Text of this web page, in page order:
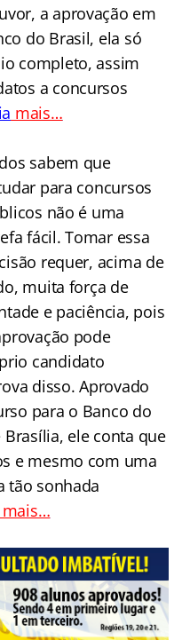
a aprovação em
do Brasil, ela só
completo, assim
a concursos
mais…
sabem que
para concursos
não é uma
fácil. Tomar essa
requer, acima de
muita força de
e paciência, pois
pode
candidato
disso. Aprovado
para o Banco do
Brasília, ele conta que
e mesmo com uma
tão sonhada
mais…